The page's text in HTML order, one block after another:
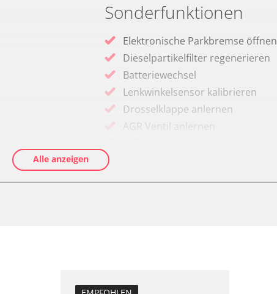
Sonderfunktionen
Elektronische Parkbremse öffnen
Dieselpartikelfilter regenerieren
Batteriewechsel
Lenkwinkelsensor kalibrieren
Drosselklappe anlernen
AGR Ventil anlernen
Alle anzeigen